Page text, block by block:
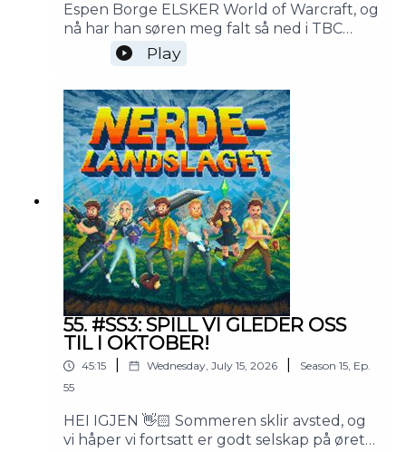
Espen Borge ELSKER World of Warcraft, og
nå har han søren meg falt så ned i TBC
Classic-bøtta at vi klinker ut 40 minutter
om hvorfor WoW igjen og igjen beviser at
det er et av verdens beste spill. Ja, også blir
det som vanlig en hel haug med
digresjoner om stand-up, Korps
Loppemarked, det å "snakke ut", fellesskap
og Tour De France. God helg!
Play
55. #SS3: SPILL VI GLEDER OSS
TIL I OKTOBER!
45:15 Wednesday, July 15, 2026 Season 15, Ep.
55
HEI IGJEN 👋🏻 Sommeren sklir avsted, og
vi håper vi fortsatt er godt selskap på øret